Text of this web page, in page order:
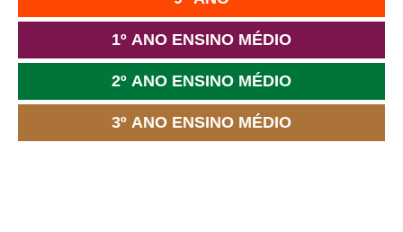
1º ANO ENSINO MÉDIO
2º ANO ENSINO MÉDIO
3º ANO ENSINO MÉDIO